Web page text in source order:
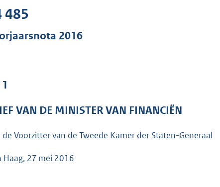
r
o
485
2016
VAN DE MINISTER VAN FINANCIËN
de Voorzitter van de Tweede Kamer der Staten-Generaal
Haag, 27 mei 2016